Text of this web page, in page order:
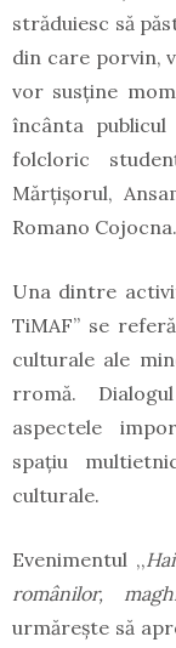
străduiesc să
din care porvin,
vor susține
încânta
folcloric
Mărțișorul,
Romano Cojocna.
Una dintre
TiMAF” se
culturale ale
rromă.
aspectele
spațiu
culturale.
Evenimentul ,,
românilor,
urmărește să